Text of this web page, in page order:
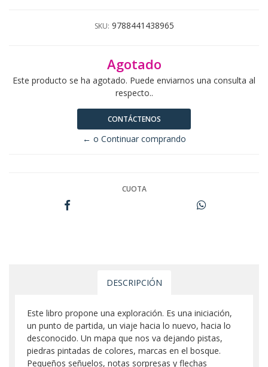
SKU: 9788441438965
Agotado
Este producto se ha agotado. Puede enviarnos una consulta al
respecto..
CONTÁCTENOS
← o Continuar comprando
CUOTA
DESCRIPCIÓN
Este libro propone una exploración. Es una iniciación,
un punto de partida, un viaje hacia lo nuevo, hacia lo
desconocido. Un mapa que nos va dejando pistas,
piedras pintadas de colores, marcas en el bosque.
Pequeños señuelos, notas sorpresas y flechas